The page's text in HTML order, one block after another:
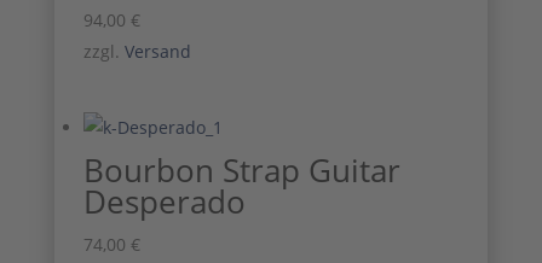
94,00 €
zzgl. Versand
Bourbon Strap Guitar
Desperado
74,00 €